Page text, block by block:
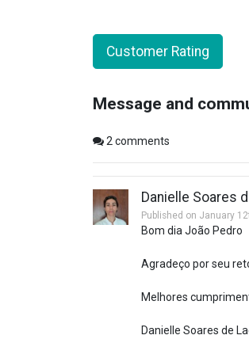
Customer Rating
Message and
2 comments
Danielle Soares
Published on January
Bom dia João Pedro
Agradeço por seu
Melhores
Danielle Soares de